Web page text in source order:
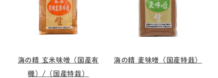
海の精 玄米味噌（国産有
機）/（国産特栽）
海の精 麦味噌（国産特栽）